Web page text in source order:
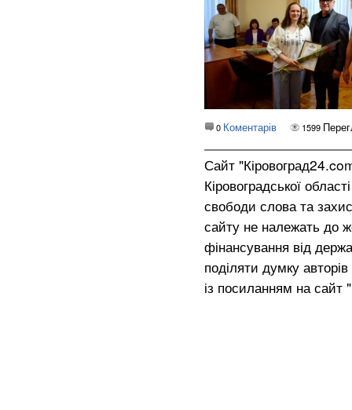
0 Коментарів 1599
Сайт
Кіровоградської
свободи слова та
сайту не належать до
фінансування від
поділяти думку
із посиланням на сайт